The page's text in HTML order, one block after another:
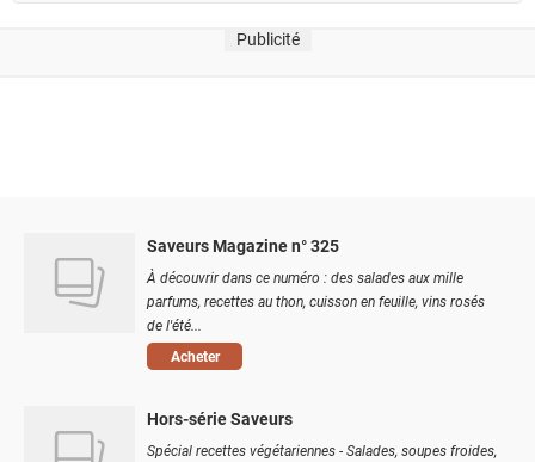
Publicité
Saveurs Magazine n° 325
À découvrir dans ce numéro : des salades aux mille
parfums, recettes au thon, cuisson en feuille, vins rosés
de l'été...
Acheter
Hors-série Saveurs
Spécial recettes végétariennes - Salades, soupes froides,